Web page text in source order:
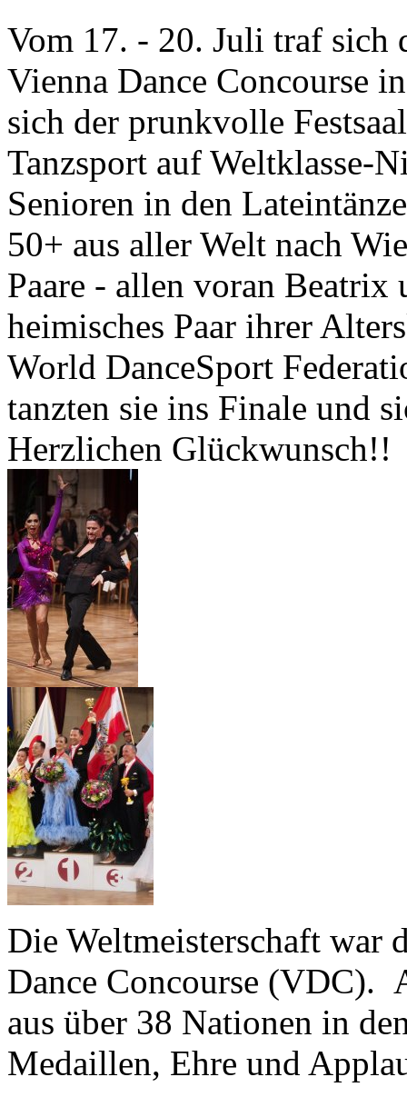
Vom 17. - 20. Juli traf sich
Vienna Dance Concourse
sich der prunkvolle
Tanzsport auf Weltklasse-
Senioren in den
50+ aus aller Welt nach
Paare - allen voran Beatrix
heimisches Paar ihrer
World DanceSport
tanzten sie ins Finale und
Herzlichen Glückwunsch!!
Die Weltmeisterschaft war
Dance Concourse (VDC).
aus über 38 Nationen in
Medaillen, Ehre und